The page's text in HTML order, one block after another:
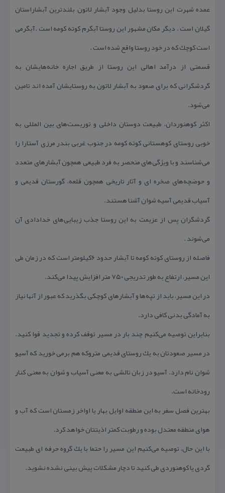
عمده شهرت این روستا بدلیل وجود آبشار لاتون بلندترین آبشاراستان
گیلان است . دیگر مكان مشهور این روستا آبگرم كوته كومه است .آبگرمی
است كوچك كه در خود روستا واقع شده است .
قسمتی از درآمد اهالی این روستا از طریق اجاره خانه‌هایشان به
گردشگرانی كه برای صعود به آبشار لاتون به روستایشان آمده اند تامین
می‌شود.
اكثر كوهنوردان، طبیعت دوستان داخلی و توریست‌های بین المللی به
خوبی روستای كوهستانی كوته كومه در جنوب غربی بندر مرزی آستارا را
می‌شناسند و با ویژگی‌های منحصر به فرد طبیعی همچون آبشارهای متعدد
و حوضچه‌های صخره ای و آثار تاریخی همچون قلعه، گورستان قدیمی و
آسیاب قدیمی آسیه شوان آشنا هستند.
گردشگران پس از عزیمت به این روستا جذب زیبایی‌های خدادادی آن
می‌شوند .
فاصله از روستای كوته كومه تا آبشار حدود ۶كیلومتر است كه در زمان طی
این مسیر، ارتفاع به طور تدریجی ۷۵۰ متر افزایش پیدا می‌كند.
در این مسیر، باید از تپه‌ها و آبشارهای كوچكی بگذرید كه عبور از آنها نیاز
به آمادگی بدنی كافی دارد.
بنابراین توصیه می‌كنیم چند بار در مسیر توقف كرده و تجدید قوا كنید.
در مسیر صعودتان به یك روستای قدیمی متروكه هم برمی خورید كه آسیو
شوان نام دارد. آسیو در زبان تالشی به معنی آسیاب و شوان به معنی كنار
رودخانه است.
بهترین فصل سفر به این منطقه اوایل بهار یا اواخر زمستان است كه آب و
هوای منطقه معتدل بوده و رطوبت كمتر اذیتتان خواهد كرد.
با این حال، توصیه می‌كنیم این مسیر را حتما با یك گروه حرفه ای طبیعت
گردی یا كوهنوردی طی كنید تا دچار مشكلات پیش بینی نشده نشوید.